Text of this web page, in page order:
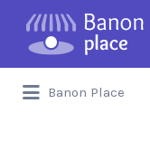
Banon Place